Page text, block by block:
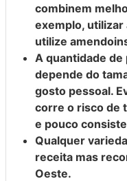
combinem
exemplo, utilizar
utilize
A quantidade
depende do
gosto pessoal.
corre o risco de
e pouco
Qualquer
receita mas
Oeste.